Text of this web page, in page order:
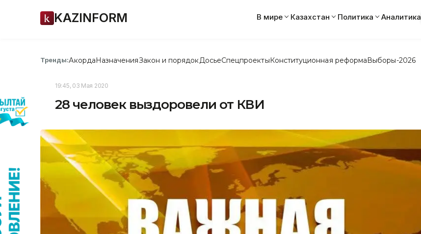
KAZINFORM В мире Казахстан Политика Аналитика
Тренды:АкордаНазначенияЗакон и порядок ДосьеСпецпроектыКонституционная реформаВыборы-2026
19:45, 03 Мая 2020
28 человек выздоровели от КВИ